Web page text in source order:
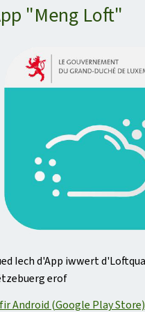
"Meng Loft"
Iech d'App iwwert
erof
fir Android (Google Play Store)